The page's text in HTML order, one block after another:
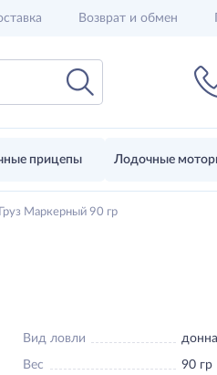
Возврат и обмен
прицепы Лодочные
Груз Маркерный 90 гр
Вид ловли
Вес 90 гр